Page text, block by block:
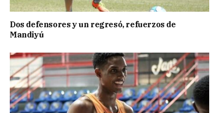
Dos defensores y un regresó, refuerzos de
Mandiyú